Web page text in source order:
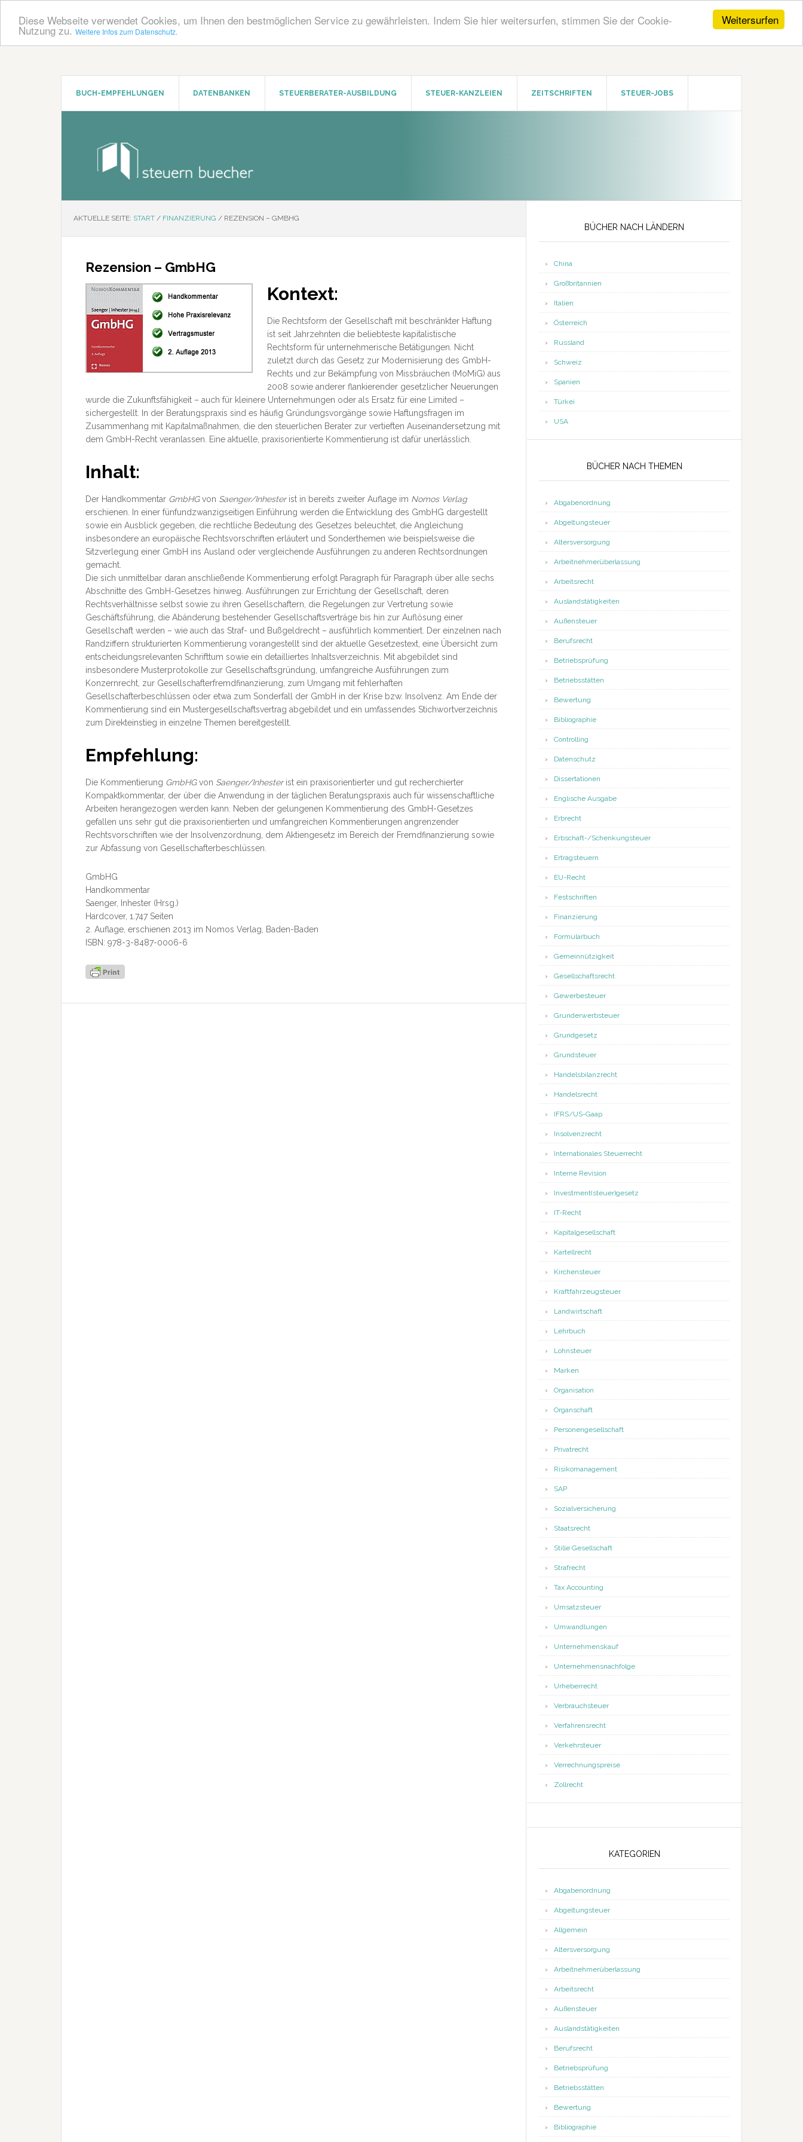
Weitersurfen
Diese Webseite verwendet Cookies, um Ihnen den bestmöglichen Service zu gewährleisten. Indem Sie hier weitersurfen, stimmen Sie der Cookie-
Nutzung zu. Weitere Infos zum Datenschutz.
Zum
Zur
BUCH-EMPFEHLUNGEN DATENBANKEN STEUERBERATER-AUSBILDUNG STEUER-KANZLEIEN ZEITSCHRIFTEN STEUER-JOBS
AKTUELLE SEITE: START / FINANZIERUNG / REZENSION – GMBHG
Rezension – GmbHG
Kontext:
Die Rechtsform der Gesellschaft mit beschränkter Haftung
ist seit Jahrzehnten die beliebteste kapitalistische
Rechtsform für unternehmerische Betätigungen. Nicht
zuletzt durch das Gesetz zur Modernisierung des GmbH-
Rechts und zur Bekämpfung von Missbräuchen (MoMiG) aus
2008 sowie anderer flankierender gesetzlicher Neuerungen
wurde die Zukunftsfähigkeit – auch für kleinere Unternehmungen oder als Ersatz für eine Limited –
sichergestellt. In der Beratungspraxis sind es häufig Gründungsvorgänge sowie Haftungsfragen im
Zusammenhang mit Kapitalmaßnahmen, die den steuerlichen Berater zur vertieften Auseinandersetzung mit
dem GmbH-Recht veranlassen. Eine aktuelle, praxisorientierte Kommentierung ist dafür unerlässlich.
Inhalt:
Der Handkommentar GmbHGvon Saenger/Inhesterist in bereits zweiter Auflage im Nomos Verlag
erschienen. In einer fünfundzwanzigseitigen Einführung werden die Entwicklung des GmbHG dargestellt
sowie ein Ausblick gegeben, die rechtliche Bedeutung des Gesetzes beleuchtet, die Angleichung
insbesondere an europäische Rechtsvorschriften erläutert und Sonderthemen wie beispielsweise die
Sitzverlegung einer GmbH ins Ausland oder vergleichende Ausführungen zu anderen Rechtsordnungen
gemacht.
Die sich unmittelbar daran anschließende Kommentierung erfolgt Paragraph für Paragraph über alle sechs
Abschnitte des GmbH-Gesetzes hinweg. Ausführungen zur Errichtung der Gesellschaft, deren
Rechtsverhältnisse selbst sowie zu ihren Gesellschaftern, die Regelungen zur Vertretung sowie
Geschäftsführung, die Abänderung bestehender Gesellschaftsverträge bis hin zur Auflösung einer
Gesellschaft werden – wie auch das Straf- und Bußgeldrecht – ausführlich kommentiert. Der einzelnen nach
Randziffern strukturierten Kommentierung vorangestellt sind der aktuelle Gesetzestext, eine Übersicht zum
entscheidungsrelevanten Schrifttum sowie ein detailliertes Inhaltsverzeichnis. Mit abgebildet sind
insbesondere Musterprotokolle zur Gesellschaftsgründung, umfangreiche Ausführungen zum
Konzernrecht, zur Gesellschafterfremdfinanzierung, zum Umgang mit fehlerhaften
Gesellschafterbeschlüssen oder etwa zum Sonderfall der GmbH in der Krise bzw. Insolvenz. Am Ende der
Kommentierung sind ein Mustergesellschaftsvertrag abgebildet und ein umfassendes Stichwortverzeichnis
zum Direkteinstieg in einzelne Themen bereitgestellt.
Empfehlung:
Die Kommentierung GmbHGvon Saenger/Inhesterist ein praxisorientierter und gut recherchierter
Kompaktkommentar, der über die Anwendung in der täglichen Beratungspraxis auch für wissenschaftliche
Arbeiten herangezogen werden kann. Neben der gelungenen Kommentierung des GmbH-Gesetzes
gefallen uns sehr gut die praxisorientierten und umfangreichen Kommentierungen angrenzender
Rechtsvorschriften wie der Insolvenzordnung, dem Aktiengesetz im Bereich der Fremdfinanzierung sowie
zur Abfassung von Gesellschafterbeschlüssen.
GmbHG
Handkommentar
Saenger, Inhester (Hrsg.)
Hardcover, 1.747 Seiten
2. Auflage, erschienen 2013 im Nomos Verlag, Baden-Baden
ISBN: 978-3-8487-0006-6
BÜCHER NACH LÄNDERN
China
Großbritannien
Italien
Österreich
Russland
Schweiz
Spanien
Türkei
USA
BÜCHER NACH THEMEN
Abgabenordnung
Abgeltungsteuer
Altersversorgung
Arbeitnehmerüberlassung
Arbeitsrecht
Auslandstätigkeiten
Außensteuer
Berufsrecht
Betriebsprüfung
Betriebsstätten
Bewertung
Bibliographie
Controlling
Datenschutz
Dissertationen
Englische Ausgabe
Erbrecht
Erbschaft-/Schenkungsteuer
Ertragsteuern
EU-Recht
Festschriften
Finanzierung
Formularbuch
Gemeinnützigkeit
Gesellschaftsrecht
Gewerbesteuer
Grunderwerbsteuer
Grundgesetz
Grundsteuer
Handelsbilanzrecht
Handelsrecht
IFRS/US-Gaap
Insolvenzrecht
Internationales Steuerrecht
Interne Revision
Investment(steuer)gesetz
IT-Recht
Kapitalgesellschaft
Kartellrecht
Kirchensteuer
Kraftfahrzeugsteuer
Landwirtschaft
Lehrbuch
Lohnsteuer
Marken
Organisation
Organschaft
Personengesellschaft
Privatrecht
Risikomanagement
SAP
Sozialversicherung
Staatsrecht
Stille Gesellschaft
Strafrecht
Tax Accounting
Umsatzsteuer
Umwandlungen
Unternehmenskauf
Unternehmensnachfolge
Urheberrecht
Verbrauchsteuer
Verfahrensrecht
Verkehrsteuer
Verrechnungspreise
Zollrecht
KATEGORIEN
Abgabenordnung
Abgeltungsteuer
Allgemein
Altersversorgung
Arbeitnehmerüberlassung
Arbeitsrecht
Außensteuer
Auslandstätigkeiten
Berufsrecht
Betriebsprüfung
Betriebsstätten
Bewertung
Bibliographie